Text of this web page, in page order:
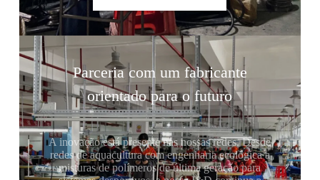
Parceria com um fabricante
orientado para o futuro
A inovação está presente nas nossas redes. Desde
redes de aquacultura com engenharia ecológica a
misturas de polímeros de última geração para